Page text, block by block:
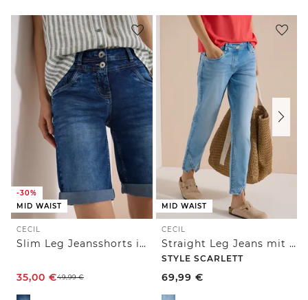
-30%
MID WAIST
CECIL
Slim Leg Jeansshorts im Casual Fit
35,00 €49,99€
MID WAIST
CECIL
Straight Leg Jeans mit Nietendetails
STYLE SCARLETT
69,99 €